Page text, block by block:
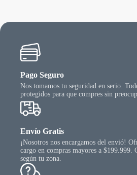
Pago Seguro
Nos tomamos tu seguridad en serio.
protegidos para que compres sin
Envío Gratis
¡Nosotros nos encargamos del envió!
cargo en compras mayores a $199.999.
según tu zona.